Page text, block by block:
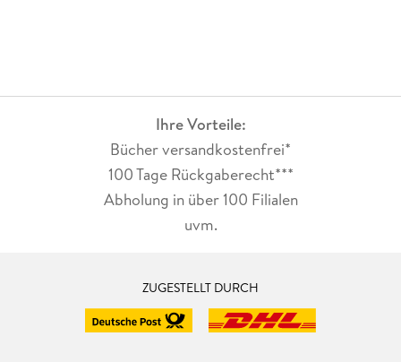
Ihre Vorteile:
Bücher versandkostenfrei*
100 Tage Rückgaberecht***
Abholung in über 100 Filialen
uvm.
ZUGESTELLT DURCH